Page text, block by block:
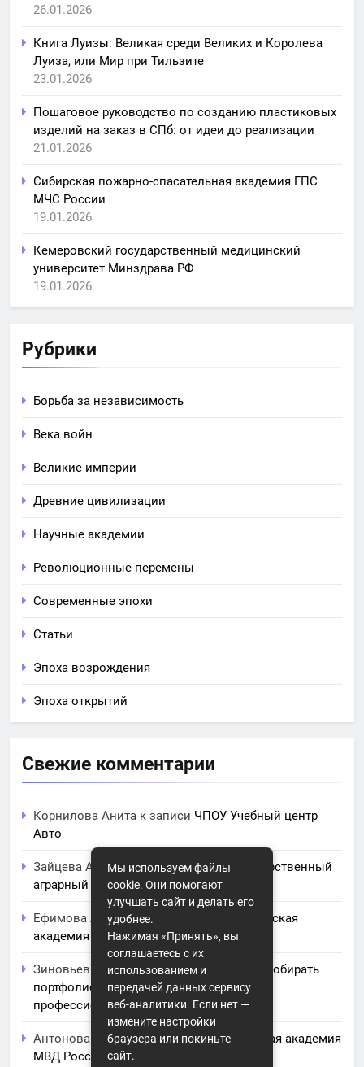
26.01.2026
Книга Луизы: Великая среди Великих и Королева
Луиза, или Мир при Тильзите
23.01.2026
Пошаговое руководство по созданию пластиковых
изделий на заказ в СПб: от идеи до реализации
21.01.2026
Сибирская пожарно-спасательная академия ГПС
МЧС России
19.01.2026
Кемеровский государственный медицинский
университет Минздрава РФ
19.01.2026
Рубрики
Борьба за независимость
Века войн
Великие империи
Древние цивилизации
Научные академии
Революционные перемены
Современные эпохи
Статьи
Эпоха возрождения
Эпоха открытий
Свежие комментарии
Корнилова Анита к записи ЧПОУ Учебный центр
Авто
Зайцева Аринак записиКурский государственный
аграрный университет им. И.И. Иванова
Ефимова Лидияк записи
Северо-Кавказская
академия управления
Зиновьев Радомирк записиИскусство собирать
портфолио: советы и заметки для
профессионального роста
Антонова Юлианак записиВолгоградская академия
МВД России
Мы используем файлы
cookie. Они помогают
улучшать сайт и делать его
удобнее.
Нажимая «Принять», вы
соглашаетесь с их
использованием и
передачей данных сервису
веб-аналитики. Если нет —
измените настройки
браузера или покиньте
сайт.